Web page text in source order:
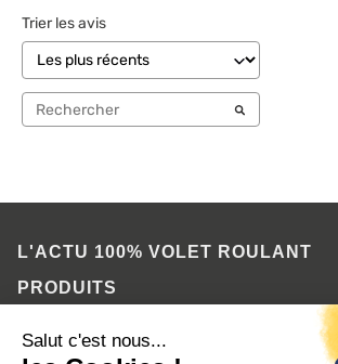
Trier les avis
L'ACTU 100%VOLET ROULANT
PRODUITS
INFORMATIONS